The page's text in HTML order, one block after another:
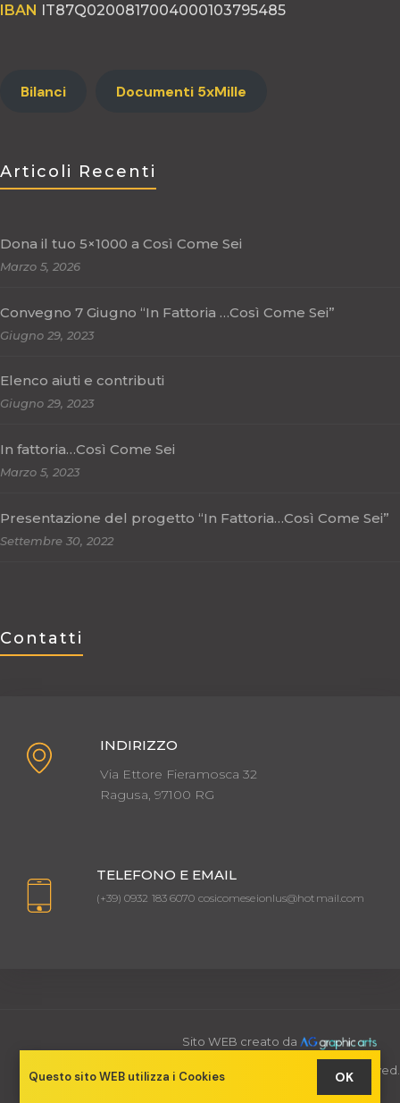
IBAN IT87Q0200817004000103795485
Bilanci Documenti 5xMille
Articoli Recenti
Dona il tuo 5×1000 a Così Come Sei
Marzo 5, 2026
Convegno 7 Giugno “In Fattoria …Così Come Sei”
Giugno 29, 2023
Elenco aiuti e contributi
Giugno 29, 2023
In fattoria…Così Come Sei
Marzo 5, 2023
Presentazione del progetto “In Fattoria…Così Come Sei”
Settembre 30, 2022
Contatti
INDIRIZZO
Via Ettore Fieramosca 32
Ragusa, 97100 RG
TELEFONO E EMAIL
(+39) 0932 183 6070 cosicomeseionlus@hotmail.com
Sito WEB creato da
© 2026 Così Come Sei. All rights reserved.
Questo sito WEB utilizza i Cookies OK